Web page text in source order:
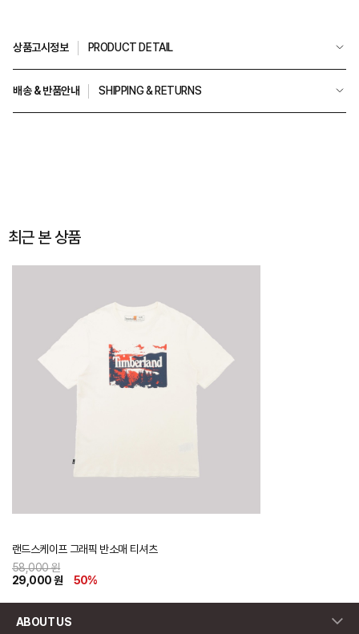
상품고시정보 PRODUCT DETAIL
배송 & 반품안내 SHIPPING & RETURNS
최근 본 상품
랜드스케이프 그래픽 반소매 티셔츠
58,000 원
29,000 원
50%
ABOUT US